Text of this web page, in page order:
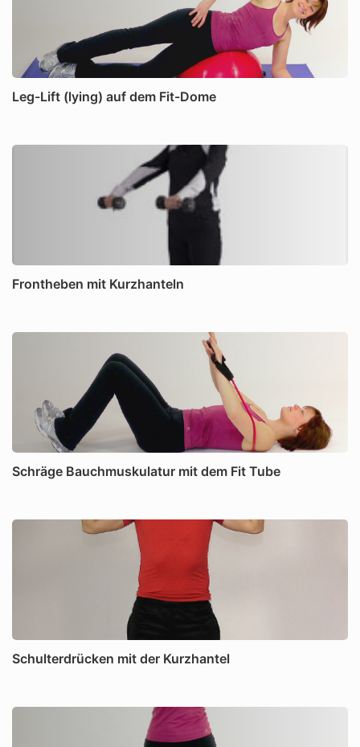
Leg-Lift (lying) auf dem Fit-Dome
Frontheben mit Kurzhanteln
Schräge Bauchmuskulatur mit dem Fit Tube
Schulterdrücken mit der Kurzhantel